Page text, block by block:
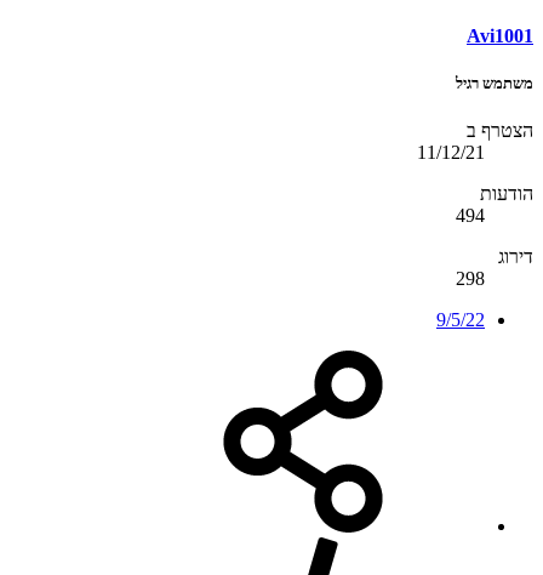
Avi1001
משתמש רגיל
הצטרף ב
11/12/21
הודעות
494
דירוג
298
9/5/22